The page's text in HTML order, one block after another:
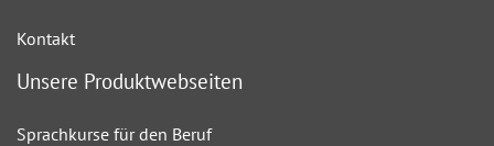
Kontakt
Unsere Produktwebseiten
Sprachkurse für den Beruf